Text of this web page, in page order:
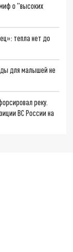
о "высоких
тепла нет до
для малышей не
реку.
ВС России на